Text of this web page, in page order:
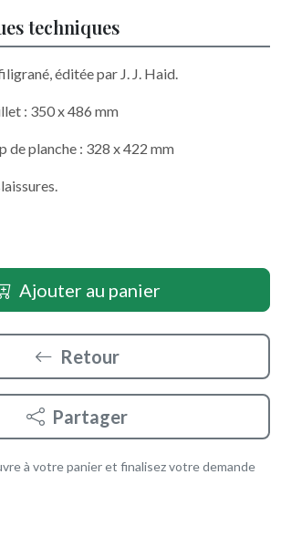
techniques
éditée par J. J. Haid.
: 350 x 486 mm
de planche : 328 x 422 mm
Ajouter au panier
Retour
Partager
à votre panier et finalisez votre demande